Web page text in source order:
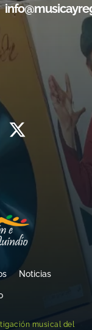
Noticias
musical del